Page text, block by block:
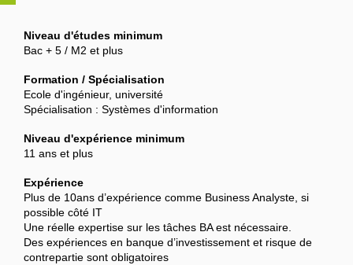
Niveau d'études minimum
Bac + 5 / M2 et plus
Formation / Spécialisation
Ecole d'ingénieur, université
Spécialisation : Systèmes d'information
Niveau d'expérience minimum
11 ans et plus
Expérience
Plus de 10ans d’expérience comme Business Analyste, si
possible côté IT
Une réelle expertise sur les tâches BA est nécessaire.
Des expériences en banque d’investissement et risque de
contrepartie sont obligatoires